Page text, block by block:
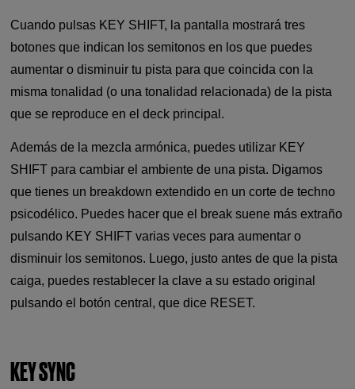
Cuando pulsas KEY SHIFT, la pantalla mostrará tres
botones que indican los semitonos en los que puedes
aumentar o disminuir tu pista para que coincida con la
misma tonalidad (o una tonalidad relacionada) de la pista
que se reproduce en el deck principal.
Además de la mezcla armónica, puedes utilizar KEY
SHIFT para cambiar el ambiente de una pista. Digamos
que tienes un breakdown extendido en un corte de techno
psicodélico. Puedes hacer que el break suene más extraño
pulsando KEY SHIFT varias veces para aumentar o
disminuir los semitonos. Luego, justo antes de que la pista
caiga, puedes restablecer la clave a su estado original
pulsando el botón central, que dice RESET.
KEY SYNC